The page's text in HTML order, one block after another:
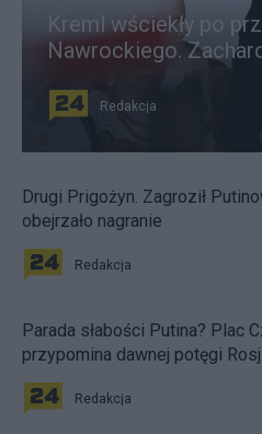
Kreml wściekły po
Nawrockiego.
Redakcja
Drugi Prigożyn. Zagroził
obejrzało nagranie
Redakcja
Parada słabości Putina? Plac
przypomina dawnej potęgi
Redakcja